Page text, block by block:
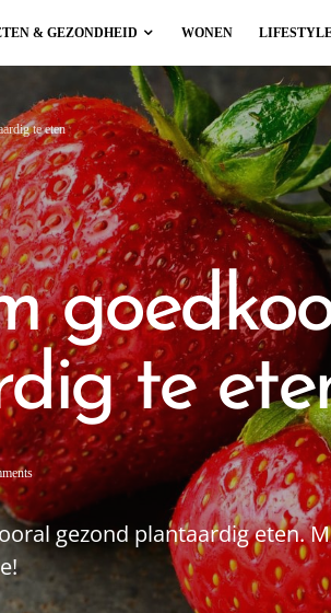
& GEZONDHEID WONEN
te eten
te
gezond plantaardig eten.